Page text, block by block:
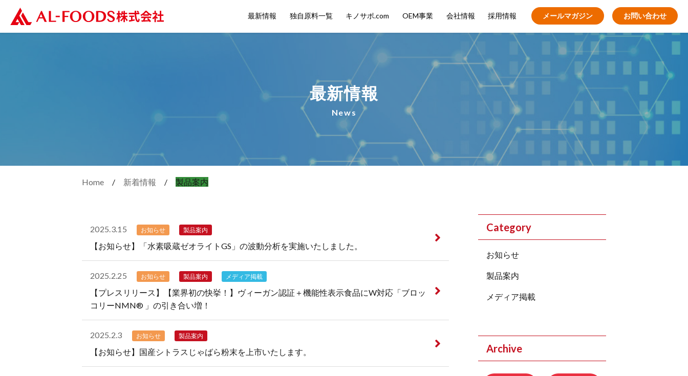
最新情報 独自原料一覧 キノサポ.com OEM事業 会社情報 採用情報 メールマガジン お問い合わせ
最新情報
News
Home 新着情報 製品案内
2025.3.15 お知らせ 製品案内
【お知らせ】「水素吸蔵ゼオライトGS」の波動分析を実施いたしました。
2025.2.25 お知らせ 製品案内 メディア掲載
【プレスリリース】【業界初の快挙！】ヴィーガン認証＋機能性表示食品にW対応「ブロッ
コリーNMN®︎ 」の引き合い増！
2025.2.3 お知らせ 製品案内
【お知らせ】国産シトラスじゃばら粉末を上市いたします。
Category
お知らせ
製品案内
メディア掲載
Archive